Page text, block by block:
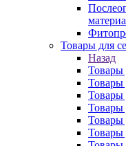
Товары для
Назад
Товары
Товары
Товары
Товары
Товары